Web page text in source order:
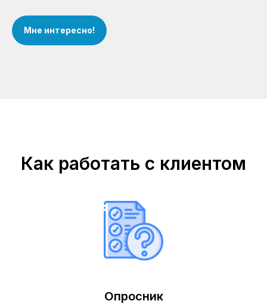
Мне интересно!
Как работать с клиентом
Опросник